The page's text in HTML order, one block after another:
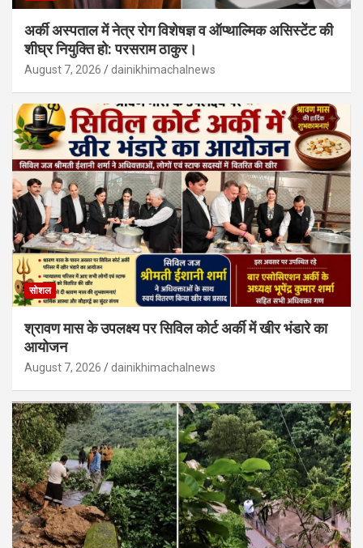
अर्की अस्पताल में नेत्र रोग विशेषज्ञ व ऑप्थाल्मिक असिस्टेंट की
शीघ्र नियुक्ति हो: परसराम ठाकुर।
August 7, 2026 dainikhimachalnews
सोशल
श्रावण मास के उपलक्ष्य पर सिविल कोर्ट अर्की में खीर भंडारे का
आयोजन
August 7, 2026 dainikhimachalnews